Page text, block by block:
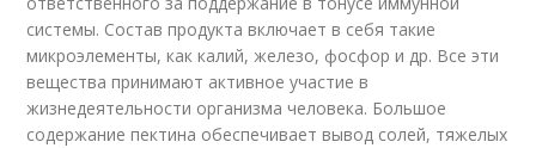
системы. Состав продукта включает в себя такие
микроэлементы, как калий, железо, фосфор и др. Все эти
вещества принимают активное участие в
жизнедеятельности организма человека. Большое
содержание пектина обеспечивает вывод солей, тяжелых